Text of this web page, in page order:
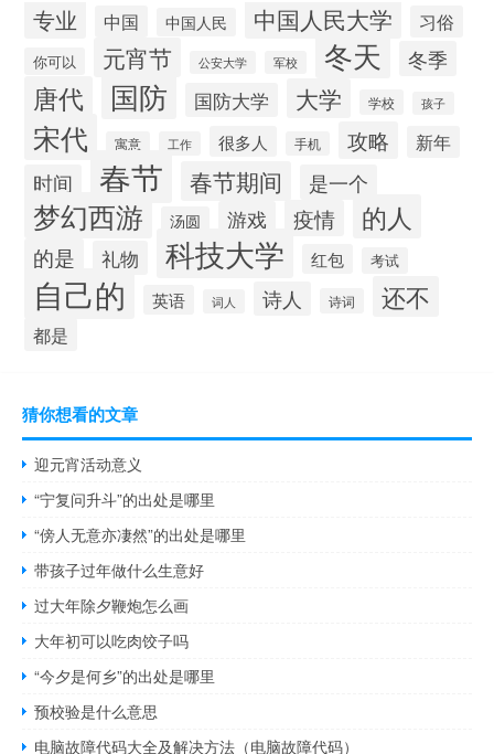
专业 中国 中国人民 中国人民大学 习俗
你可以 元宵节 公安大学 军校 冬天 冬季
唐代 国防 国防大学 大学 学校 孩子
宋代 寓意 工作 很多人 手机 攻略 新年
时间 春节 春节期间 是一个
梦幻西游 汤圆 游戏 疫情 的人
的是 礼物 科技大学 红包 考试
自己的 英语 词人 诗人 诗词 还不
都是
猜你想看的文章
迎元宵活动意义
“宁复问升斗”的出处是哪里
“傍人无意亦凄然”的出处是哪里
带孩子过年做什么生意好
过大年除夕鞭炮怎么画
大年初可以吃肉饺子吗
“今夕是何乡”的出处是哪里
预校验是什么意思
电脑故障代码大全及解决方法（电脑故障代码）